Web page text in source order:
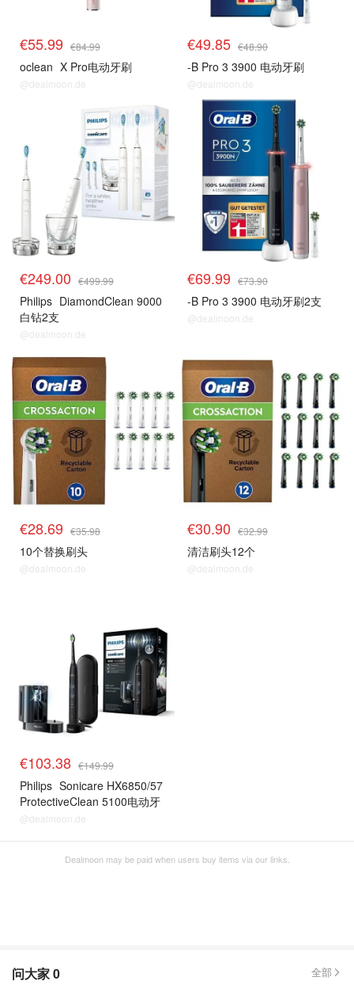
€55.99 €84.99
oclean X Pro电动牙刷
@dealmoon.de
€49.85 €48.90
-B Pro 3 3900 电动牙刷
@dealmoon.de
€249.00 €499.99
Philips DiamondClean 9000
白钻2支
@dealmoon.de
€69.99 €73.90
-B Pro 3 3900 电动牙刷2支
@dealmoon.de
€28.69 €35.98
10个替换刷头
@dealmoon.de
€30.90 €32.99
清洁刷头12个
@dealmoon.de
€103.38 €149.99
Philips Sonicare HX6850/57
ProtectiveClean 5100电动牙
刷
@dealmoon.de
Dealmoon may be paid when users buy items via our links.
问大家0 全部